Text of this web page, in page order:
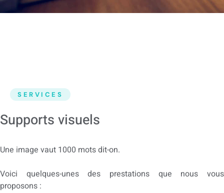
SERVICES
Supports visuels
Une image vaut 1000 mots dit-on.
Voici quelques-unes des prestations que nous vous
proposons :